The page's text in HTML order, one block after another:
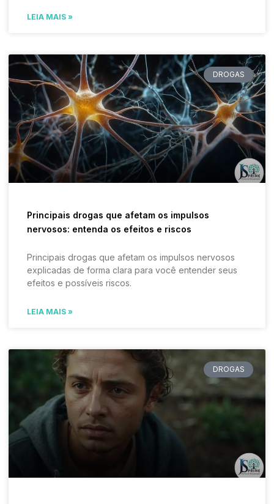
LEIA MAIS »
DROGAS
Principais drogas que afetam os impulsos
nervosos: entenda os efeitos e riscos
Principais drogas que afetam os impulsos nervosos
explicadas de forma clara para você entender seus
efeitos e possíveis riscos.
LEIA MAIS »
DROGAS